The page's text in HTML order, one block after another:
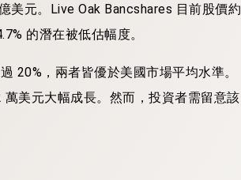
美元。Live Oak Bancshares 目前股價約
的潛在被低估幅度。
20%，兩者皆優於美國市場平均水準。
美元大幅成長。然而，投資者需留意該